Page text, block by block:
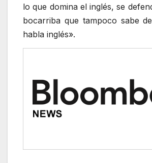
lo que domina el inglés, se
bocarriba que tampoco sabe
habla inglés».